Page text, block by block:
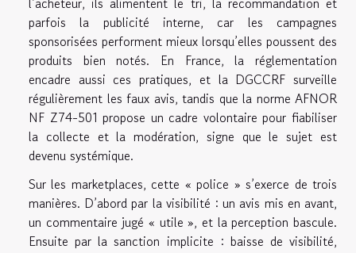
parfois la publicité interne, car les campagnes
sponsorisées performent mieux lorsqu’elles poussent des
produits bien notés. En France, la réglementation
encadre aussi ces pratiques, et la DGCCRF surveille
régulièrement les faux avis, tandis que la norme AFNOR
NF Z74-501 propose un cadre volontaire pour fiabiliser
la collecte et la modération, signe que le sujet est
devenu systémique.
Sur les marketplaces, cette « police » s’exerce de trois
manières. D’abord par la visibilité : un avis mis en avant,
un commentaire jugé « utile », et la perception bascule.
Ensuite par la sanction implicite : baisse de visibilité,